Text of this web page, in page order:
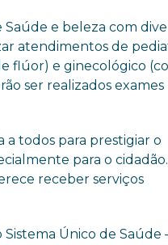
Saúde e beleza com
atendimentos de
flúor) e ginecológico
ser realizados exames
a todos para prestigiar o
para o cidadão.
receber serviços
Único de Saúde